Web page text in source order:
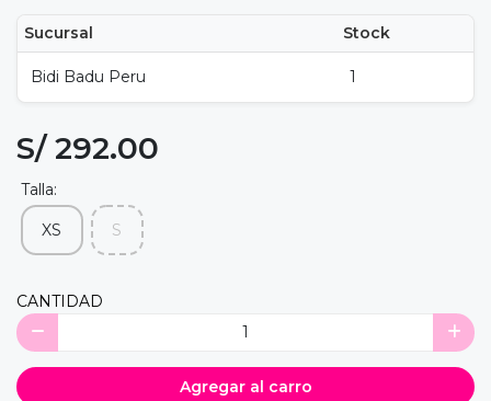
Sucursal Stock
Bidi Badu Peru 1
S/ 292.00
Talla:
XS S
CANTIDAD
Agregar al carro